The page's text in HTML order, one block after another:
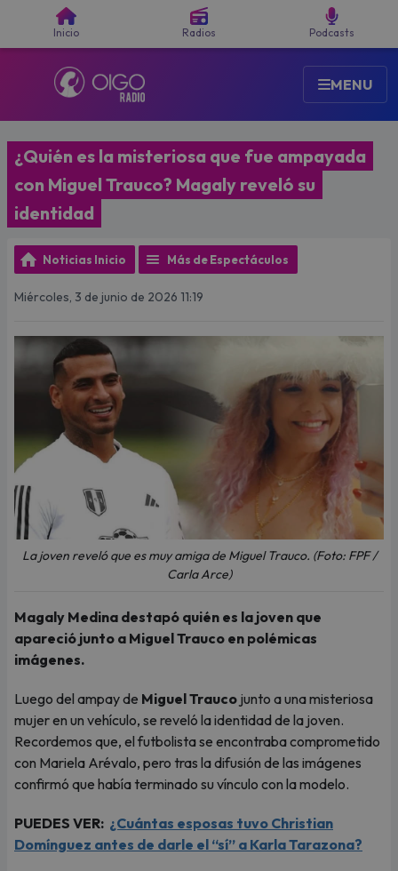
Inicio Radios Podcasts
MENU
¿Quién es la misteriosa que fue ampayada
con Miguel Trauco? Magaly reveló su
identidad
Noticias Inicio Más de Espectáculos
Miércoles, 3 de junio de 2026 11:19
La joven reveló que es muy amiga de Miguel Trauco. (Foto: FPF /
Carla Arce)
Magaly Medina destapó quién es la joven que
apareció junto a Miguel Trauco en polémicas
imágenes.
Luego del ampay de Miguel Trauco junto a una misteriosa
mujer en un vehículo, se reveló la identidad de la joven.
Recordemos que, el futbolista se encontraba comprometido
con Mariela Arévalo, pero tras la difusión de las imágenes
confirmó que había terminado su vínculo con la modelo.
PUEDES VER: ¿Cuántas esposas tuvo Christian
Domínguez antes de darle el “sí” a Karla Tarazona?